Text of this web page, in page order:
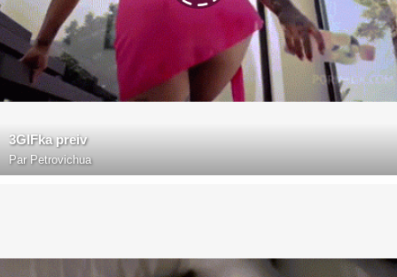
3GIFka preiv
Par Petrovichua